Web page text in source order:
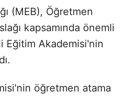
(MEB), Öğretmen
kapsamında önemli
Eğitim Akademisi'nin
öğretmen atama